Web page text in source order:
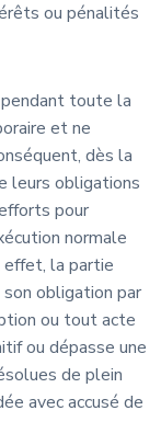
ou pénalités
pendant toute la
et ne
dès la
leurs obligations
pour
normale
la partie
obligation par
ou tout acte
ou dépasse une
de plein
avec accusé de